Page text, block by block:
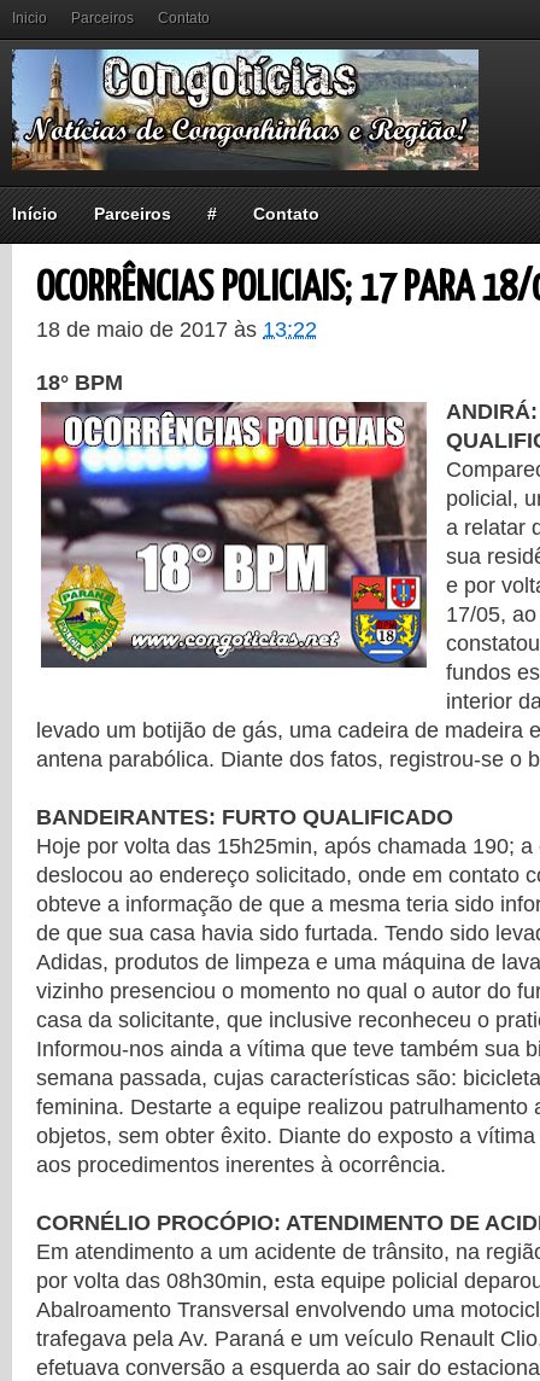
Inicio Parceiros Contato
Início Parceiros # Contato
OCORRÊNCIAS POLICIAIS; 17 PARA
18 de maio de 2017 às 13:22
18° BPM
policial,
a relatar
sua
e por
17/05,
fundos
interior
levado um botijão de gás, uma cadeira de madeira
antena parabólica. Diante dos fatos, registrou-se o
BANDEIRANTES: FURTO QUALIFICADO
Hoje por volta das 15h25min, após chamada 190;
deslocou ao endereço solicitado, onde em contato
obteve a informação de que a mesma teria sido
de que sua casa havia sido furtada. Tendo sido
Adidas, produtos de limpeza e uma máquina de
vizinho presenciou o momento no qual o autor do
casa da solicitante, que inclusive reconheceu o
Informou-nos ainda a vítima que teve também sua
semana passada, cujas características são:
feminina. Destarte a equipe realizou patrulhamento
objetos, sem obter êxito. Diante do exposto a
aos procedimentos inerentes à ocorrência.
CORNÉLIO PROCÓPIO: ATENDIMENTO DE
Em atendimento a um acidente de trânsito, na
por volta das 08h30min, esta equipe policial
Abalroamento Transversal envolvendo uma
trafegava pela Av. Paraná e um veículo Renault
efetuava conversão a esquerda ao sair do